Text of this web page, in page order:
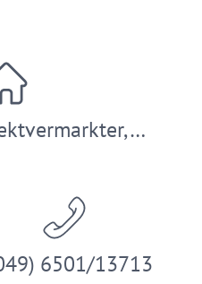
6501/13713